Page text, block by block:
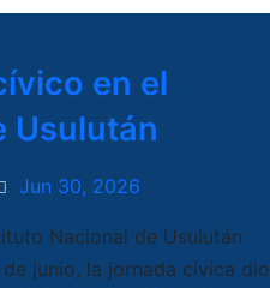
en el
Usulután
Jun 30, 2026
Nacional de Usulután
junio, la jornada cívica dio